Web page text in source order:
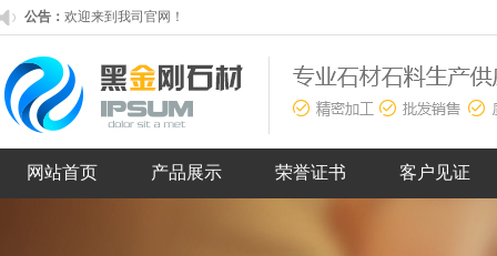
公告： 端午放假通知！
网站首页 产品展示 荣誉证书 客户见证